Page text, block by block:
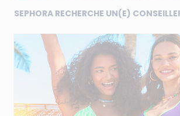
SEPHORA RECHERCHE UN(E)